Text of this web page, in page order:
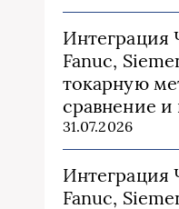
Fanuc,
токарную
сравнение и
31.07.2026
Fanuc,